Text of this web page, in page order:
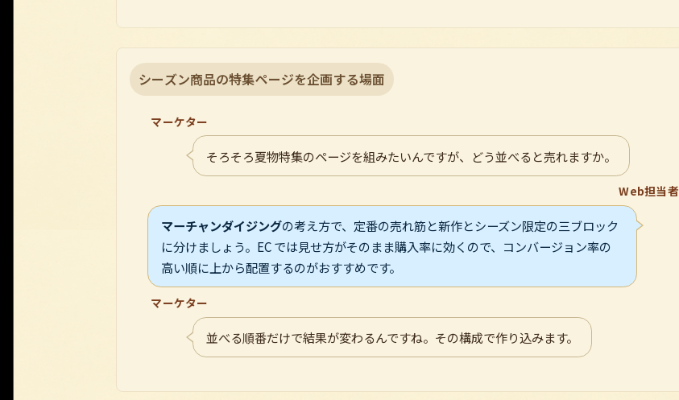
シーズン商品の特集ページを企画する場面
マーケター
そろそろ夏物特集のページを組みたいんですが、どう並べると売れますか。
Web担当者
マーチャンダイジングの考え方で、定番の売れ筋と新作とシーズン限定の三ブロック
に分けましょう。EC では見せ方がそのまま購入率に効くので、コンバージョン率の
高い順に上から配置するのがおすすめです。
マーケター
並べる順番だけで結果が変わるんですね。その構成で作り込みます。